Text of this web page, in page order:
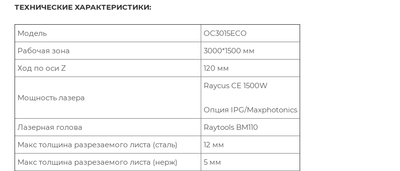
ТЕХНИЧЕСКИЕ ХАРАКТЕРИСТИКИ:
Модель
OC3015ECO
Рабочая зона
3000*1500 мм
Ход по оси Z
120 мм
Мощность лазера
Raycus CE 1500W
Опция IPG/Maxphotonics
Лазерная голова
Raytools BM110
Макс толщина разрезаемого листа (сталь)
12 мм
Макс толщина разрезаемого листа (нерж)
5 мм